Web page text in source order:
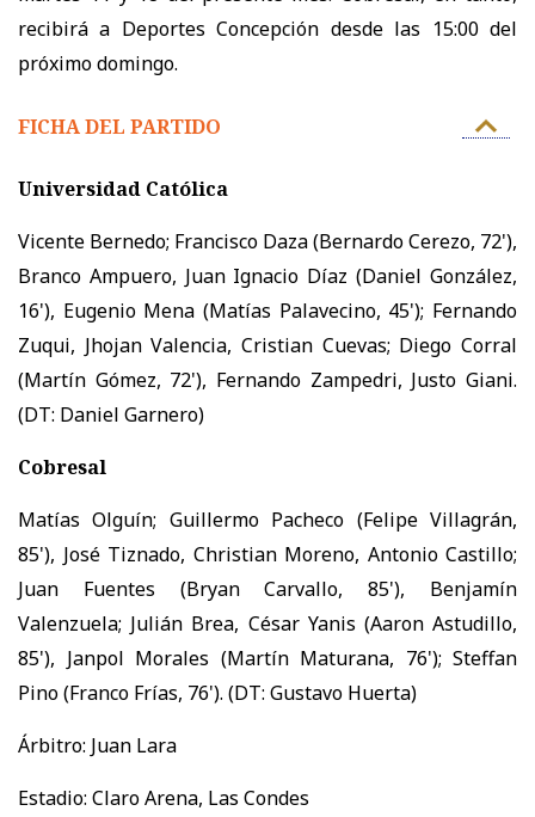
recibirá a Deportes Concepción desde las 15:00 del
próximo domingo.
FICHA DEL PARTIDO
Universidad Católica
Vicente Bernedo; Francisco Daza (Bernardo Cerezo, 72'),
Branco Ampuero, Juan Ignacio Díaz (Daniel González,
16'), Eugenio Mena (Matías Palavecino, 45'); Fernando
Zuqui, Jhojan Valencia, Cristian Cuevas; Diego Corral
(Martín Gómez, 72'), Fernando Zampedri, Justo Giani.
(DT: Daniel Garnero)
Cobresal
Matías Olguín; Guillermo Pacheco (Felipe Villagrán,
85'), José Tiznado, Christian Moreno, Antonio Castillo;
Juan Fuentes (Bryan Carvallo, 85'), Benjamín
Valenzuela; Julián Brea, César Yanis (Aaron Astudillo,
85'), Janpol Morales (Martín Maturana, 76'); Steffan
Pino (Franco Frías, 76'). (DT: Gustavo Huerta)
Árbitro: Juan Lara
Estadio: Claro Arena, Las Condes